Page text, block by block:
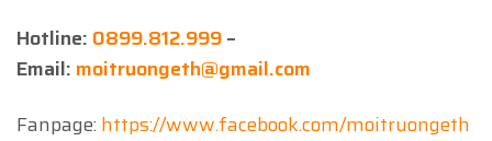
Hotline: 0899.812.999–
Email: moitruongeth@gmail.com
Fanpage: https://www.facebook.com/moitruongeth